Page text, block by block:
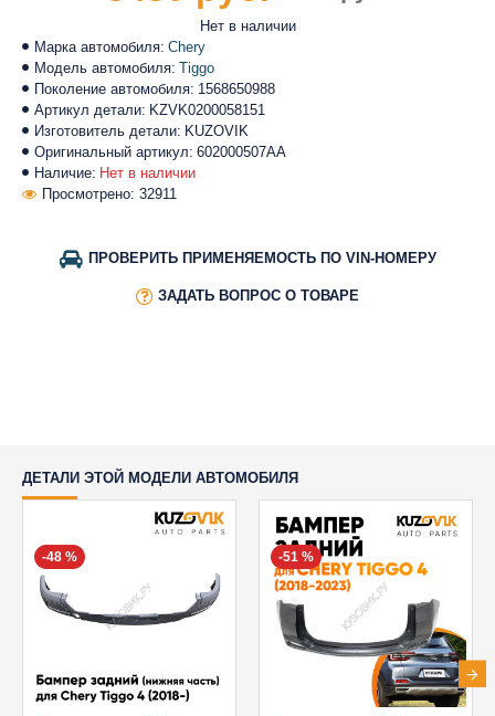
Наличие: Нет в наличии
Марка автомобиля: Chery
Модель автомобиля: Tiggo
Поколение автомобиля: 1568650988
Артикул детали: KZVK0200058151
Изготовитель детали: KUZOVIK
Оригинальный артикул: 602000507AA
Просмотрено: 32911
Нет в наличии
ПРОВЕРИТЬ ПРИМЕНЯЕМОСТЬ ПО VIN-НОМЕРУ
ЗАДАТЬ ВОПРОС О ТОВАРЕ
ДЕТАЛИ ЭТОЙ МОДЕЛИ АВТОМОБИЛЯ
-48 % -51 %